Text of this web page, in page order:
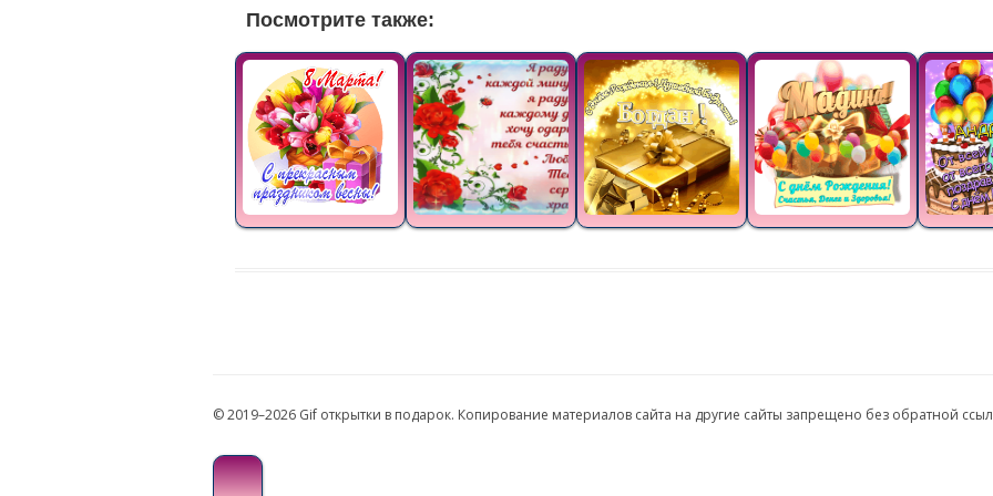
Посмотрите также:
© 2019–2026 Gif открытки в подарок. Копирование материалов сайта на другие сайты запрещено без обратной